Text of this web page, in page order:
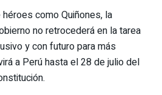
como Quiñones, la
no retrocederá en la tarea
y con futuro para más
a Perú hasta el 28 de julio del